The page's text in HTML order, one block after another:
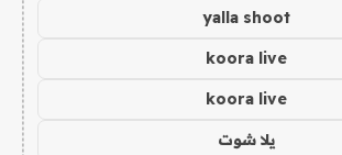
yalla shoot
koora live
koora live
يلا شوت